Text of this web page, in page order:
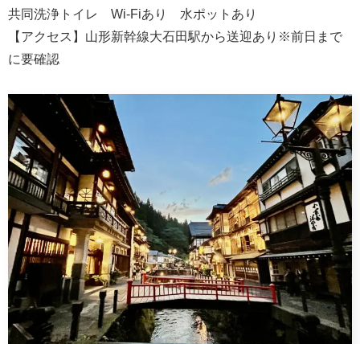
共同洗浄トイレ Wi-Fiあり 水ポットあり
【アクセス】山形新幹線大石田駅から送迎あり※前日まで
に要確認